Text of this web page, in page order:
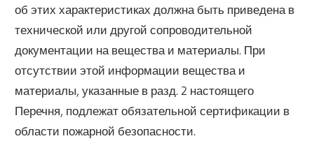
об этих характеристиках должна быть приведена в
технической или другой сопроводительной
документации на вещества и материалы. При
отсутствии этой информации вещества и
материалы, указанные в разд. 2 настоящего
Перечня, подлежат обязательной сертификации в
области пожарной безопасности.